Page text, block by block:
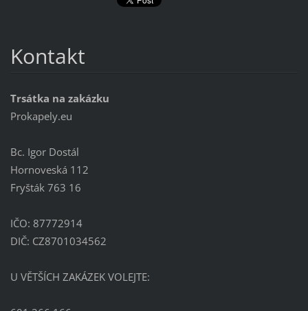
Kontakt
Trsátka na zakázku
Prokapely.eu
Bc. Igor Dostál
Hornoveská 112
Fryšták 763 16
IČO: 87772914
DIČ: CZ8701034562
U VĚTŠÍCH ZAKÁZEK VOLEJTE: